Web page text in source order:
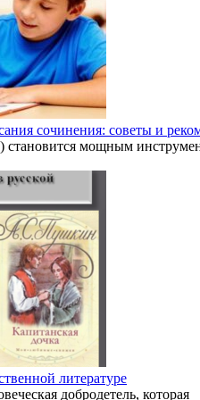
сочинения: советы и
становится мощным
литературе
добродетель, которая